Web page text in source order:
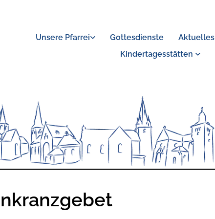
Unsere Pfarrei Gottesdienste Aktuelles
Kindertagesstätten